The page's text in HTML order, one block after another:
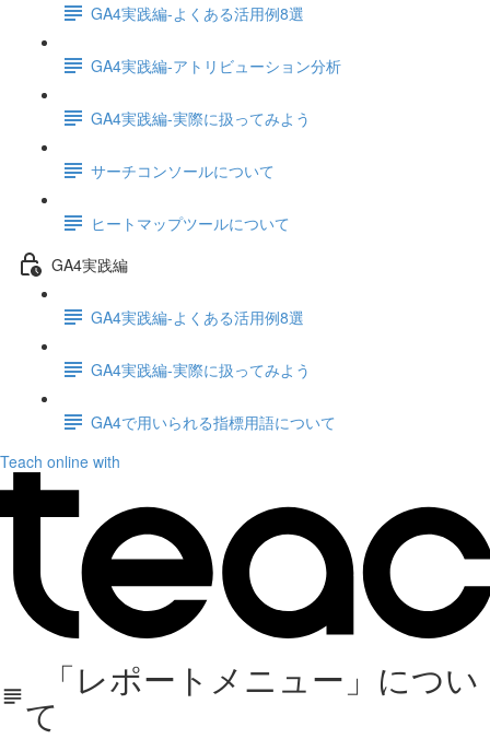
GA4実践編-よくある活用例8選
GA4実践編-アトリビューション分析
GA4実践編-実際に扱ってみよう
サーチコンソールについて
ヒートマップツールについて
GA4実践編
GA4実践編-よくある活用例8選
GA4実践編-実際に扱ってみよう
GA4で用いられる指標用語について
Teach online with
「レポートメニュー」につい
て